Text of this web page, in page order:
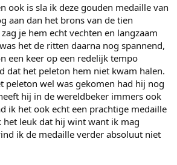
ook is sla ik deze gouden medaille van
aan dan het brons van de tien
je hem echt vechten en langzaam
het de ritten daarna nog spannend,
een keer op een redelijk tempo
dat het peleton hem niet kwam halen.
peleton wel was gekomen had hij nog
hij in de wereldbeker immers ook
ik het ook echt een prachtige medaille
het leuk dat hij wint want ik mag
ik de medaille verder absoluut niet